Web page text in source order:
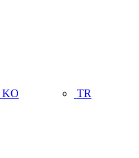
KO TR